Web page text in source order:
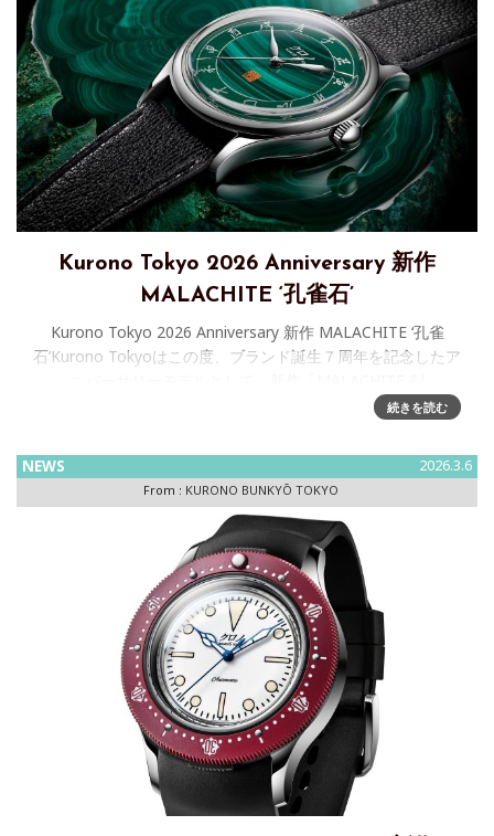
Kurono Tokyo 2026 Anniversary 新作
MALACHITE ‘孔雀石’
Kurono Tokyo 2026 Anniversary 新作 MALACHITE ‘孔雀
石’Kurono Tokyoはこの度、ブランド誕生７周年を記念したア
続きを読む
NEWS 2026.3.6
From : KURONO BUNKYŌ TOKYO